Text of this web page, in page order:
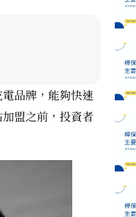
品牌，能夠快速
盟之前，投資者